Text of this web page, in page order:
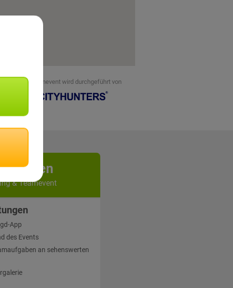
Dieses Teamevent wird durchgeführt von
& Teamevent
App
des Events
an sehenswerten